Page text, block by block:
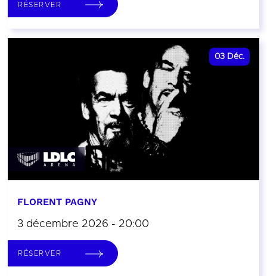
RÉSERVER
03 Déc.
FLORENT PAGNY
3 décembre 2026 - 20:00
RÉSERVER